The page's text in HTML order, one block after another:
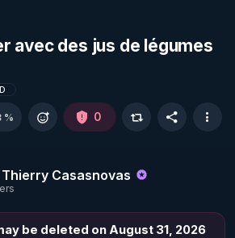
avec des jus de légumes
Casasnovas
% 0
be deleted on August 31, 2026